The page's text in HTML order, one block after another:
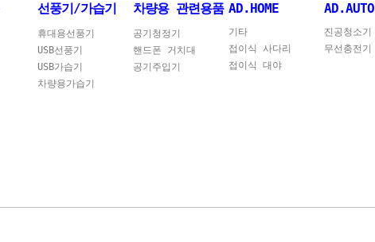
선풍기/가습기
휴대용선풍기
USB선풍기
USB가습기
차량용가습기
차량용 관련용품
공기청정기
핸드폰 거치대
공기주입기
AD.HOME
기타
접이식 사다리
접이식 대야
AD.AUTO
진공청소기
무선충전기